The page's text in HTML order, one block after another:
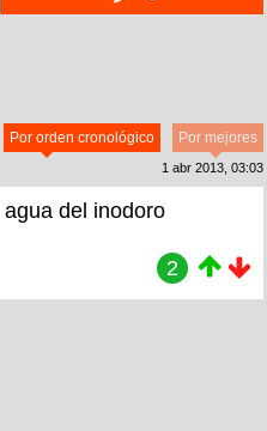
Por mejores
Por orden cronológico
1 abr 2013, 03:03
del inodoro
2